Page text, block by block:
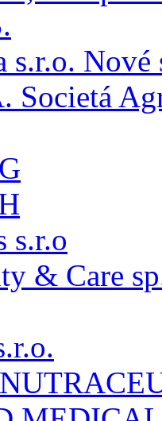
s.r.o.
Societá
s.r.o
& Care